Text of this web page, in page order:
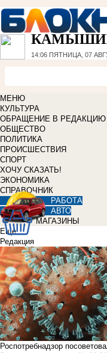
14:06 ПЯТНИЦА, 07
МЕНЮ
КУЛЬТУРА
ОБРАЩЕНИЕ В РЕДАКЦИЮ
ОБЩЕСТВО
ПОЛИТИКА
ПРОИСШЕСТВИЯ
СПОРТ
ХОЧУ СКАЗАТЬ!
ЭКОНОМИКА
СПРАВОЧНИК
РАБОТА
АВТО
МАГАЗИНЫ
Еще
Редакция
Роспотребнадзор